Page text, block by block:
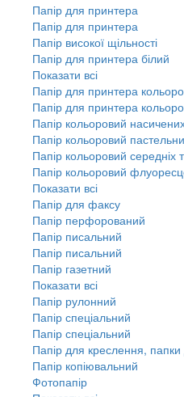
Папір для принтера
Папір для принтера
Папір високої щільності
Папір для принтера білий
Показати всі
Папір для принтера
Папір для принтера
Папір кольоровий
Папір кольоровий
Папір кольоровий середніх
Папір кольоровий
Показати всі
Папір для факсу
Папір перфорований
Папір писальний
Папір писальний
Папір газетний
Показати всі
Папір рулонний
Папір спеціальний
Папір спеціальний
Папір для креслення,
Папір копіювальний
Фотопапір